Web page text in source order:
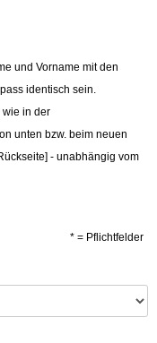
und Vorname mit den
identisch sein.
wie in der
unten bzw. beim neuen
- unabhängig vom
* = Pflichtfelder